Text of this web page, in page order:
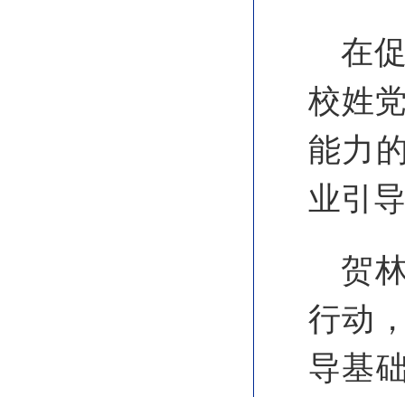
在
校姓
能力
业引
贺
行动
导基